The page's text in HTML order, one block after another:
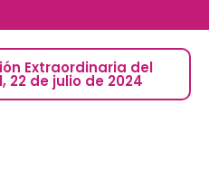
Extraordinaria del
22 de julio de 2024